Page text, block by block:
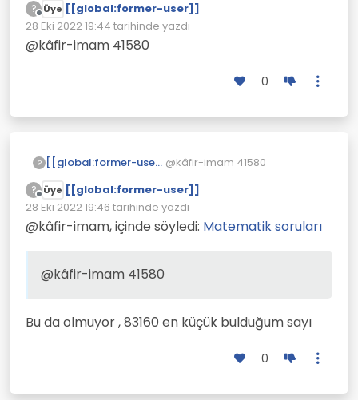
?
Çevrimdışı
Üye [[global:former-user]]
28 Eki 2022 19:44 tarihinde yazdı
Son düzenleyen:
@kâfir-imam 41580
0
? [[global:former-user]] @kâfir-imam 41580
?
Çevrimdışı
Üye [[global:former-user]]
28 Eki 2022 19:46 tarihinde yazdı
Son düzenleyen:
@kâfir-imam, içinde söyledi: Matematik soruları
@kâfir-imam 41580
Bu da olmuyor , 83160 en küçük bulduğum sayı
0